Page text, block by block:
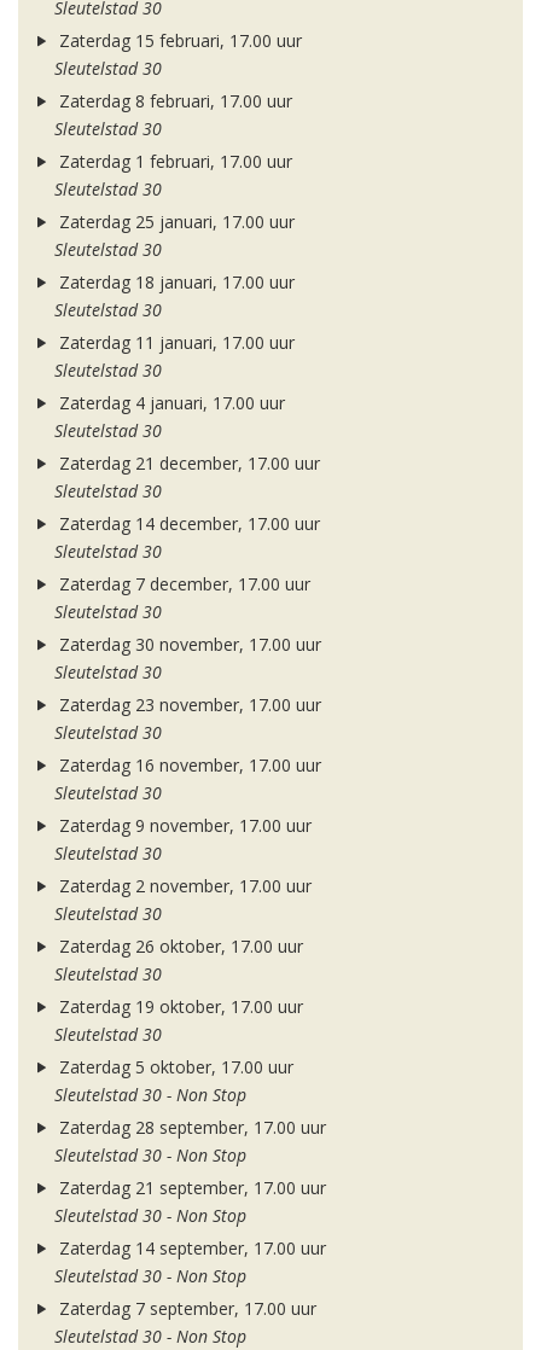
Sleutelstad 30
Zaterdag 15 februari, 17.00 uur
Sleutelstad 30
Zaterdag 8 februari, 17.00 uur
Sleutelstad 30
Zaterdag 1 februari, 17.00 uur
Sleutelstad 30
Zaterdag 25 januari, 17.00 uur
Sleutelstad 30
Zaterdag 18 januari, 17.00 uur
Sleutelstad 30
Zaterdag 11 januari, 17.00 uur
Sleutelstad 30
Zaterdag 4 januari, 17.00 uur
Sleutelstad 30
Zaterdag 21 december, 17.00 uur
Sleutelstad 30
Zaterdag 14 december, 17.00 uur
Sleutelstad 30
Zaterdag 7 december, 17.00 uur
Sleutelstad 30
Zaterdag 30 november, 17.00 uur
Sleutelstad 30
Zaterdag 23 november, 17.00 uur
Sleutelstad 30
Zaterdag 16 november, 17.00 uur
Sleutelstad 30
Zaterdag 9 november, 17.00 uur
Sleutelstad 30
Zaterdag 2 november, 17.00 uur
Sleutelstad 30
Zaterdag 26 oktober, 17.00 uur
Sleutelstad 30
Zaterdag 19 oktober, 17.00 uur
Sleutelstad 30
Zaterdag 5 oktober, 17.00 uur
Sleutelstad 30 - Non Stop
Zaterdag 28 september, 17.00 uur
Sleutelstad 30 - Non Stop
Zaterdag 21 september, 17.00 uur
Sleutelstad 30 - Non Stop
Zaterdag 14 september, 17.00 uur
Sleutelstad 30 - Non Stop
Zaterdag 7 september, 17.00 uur
Sleutelstad 30 - Non Stop